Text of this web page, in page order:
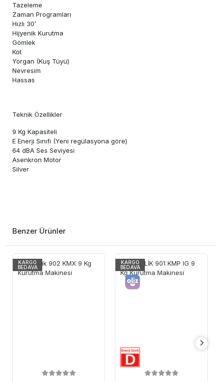
Tazeleme
Zaman Programları
Hızlı 30’
Hijyenik Kurutma
Gömlek
Kot
Yorgan (Kuş Tüyü)
Nevresim
Hassas
Teknik Özellikler
9 Kg Kapasiteli
E Enerji Sınıfı (Yeni regülasyona göre)
64 dBA Ses Seviyesi
Asenkron Motor
Silver
Benzer Ürünler
KARGO
BEDAVA
KARGO
BEDAVA